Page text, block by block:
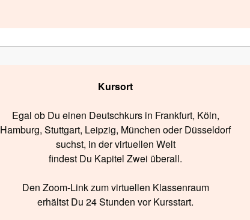
Kursort
Egal ob Du einen Deutschkurs in Frankfurt, Köln,
Hamburg, Stuttgart, Leipzig, München oder Düsseldorf
suchst, in der virtuellen Welt
findest Du Kapitel Zwei überall.
Den Zoom-Link zum virtuellen Klassenraum
erhältst Du 24 Stunden vor Kursstart.